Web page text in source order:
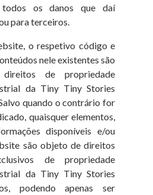
todos os danos que daí
para terceiros.
o respetivo código e
nele existentes são
de propriedade
da Tiny Tiny Stories
quando o contrário for
quaisquer elementos,
disponíveis e/ou
são objeto de direitos
de propriedade
da Tiny Tiny Stories
podendo apenas ser